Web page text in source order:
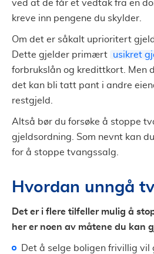
ved at de får et vedtak fra en
kreve inn pengene du skylder.
Om det er såkalt uprioritert
Dette gjelder primært
usikret
forbrukslån og kredittkort. Men
det kan bli tatt pant i andre
restgjeld.
Altså bør du forsøke å stoppe
gjeldsordning. Som nevnt kan
for å stoppe tvangssalg.
Hvordan unngå
Det er i flere tilfeller mulig å
her er noen av måtene du kan
Det å selge boligen frivillig vil